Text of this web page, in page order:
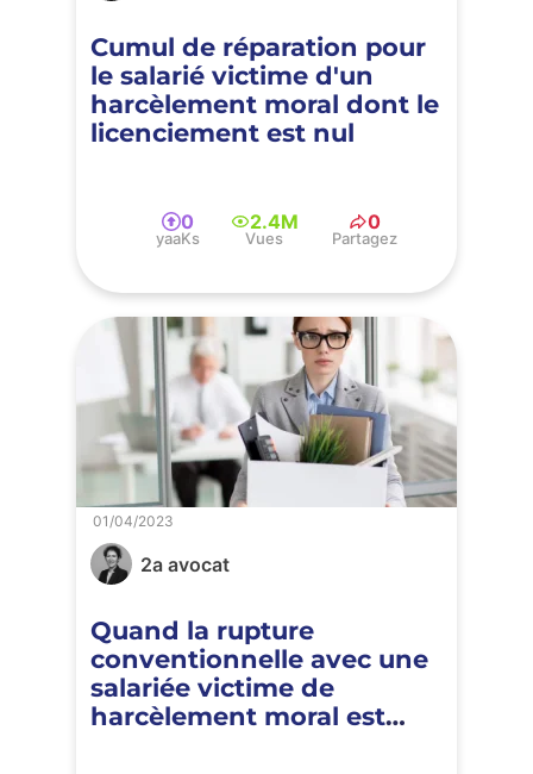
Cumul de réparation pour
le salarié victime d'un
harcèlement moral dont le
licenciement est nul
0
yaaKs
2.4M
Vues
0
Partagez
2a avocat
Quand la rupture
conventionnelle avec une
salariée victime de
harcèlement moral est
01/04/2023